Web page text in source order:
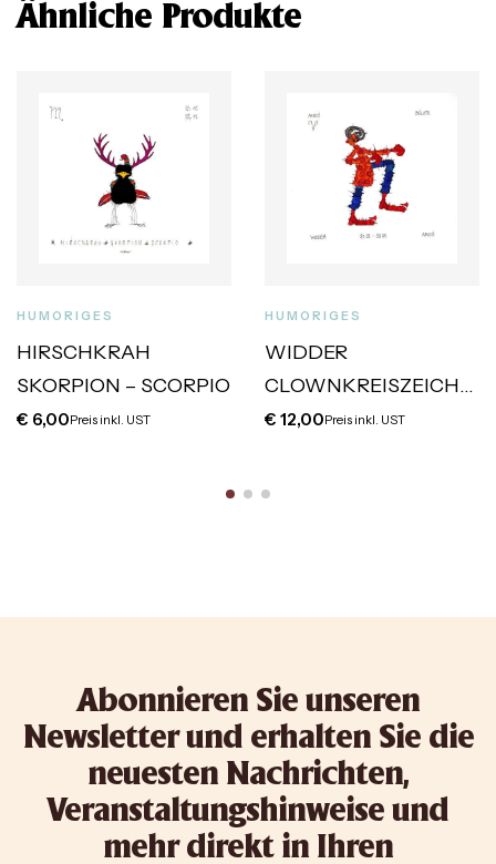
Ähnliche Produkte
HUMORIGES
HIRSCHKRAH
SKORPION – SCORPIO
€ 6,00Preis inkl. UST
HUMORIGES
WIDDER
CLOWNKREISZEICHE
N
€ 12,00Preis inkl. UST
Abonnieren Sie unseren
Newsletter und erhalten Sie die
neuesten Nachrichten,
Veranstaltungshinweise und
mehr direkt in Ihren